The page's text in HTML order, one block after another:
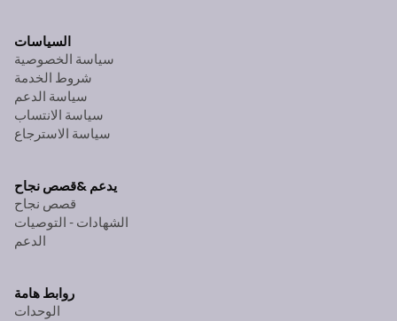
السياسات
سياسة الخصوصية
شروط الخدمة
سياسة الدعم
سياسة الانتساب
سياسة الاسترجاع
يدعم &قصص نجاح
قصص نجاح
الشهادات - التوصيات
الدعم
روابط هامة
الوحدات